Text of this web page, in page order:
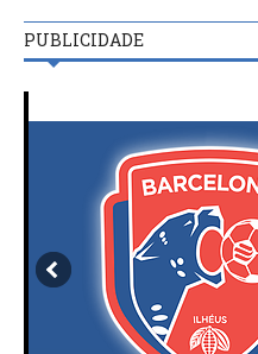
PUBLICIDADE